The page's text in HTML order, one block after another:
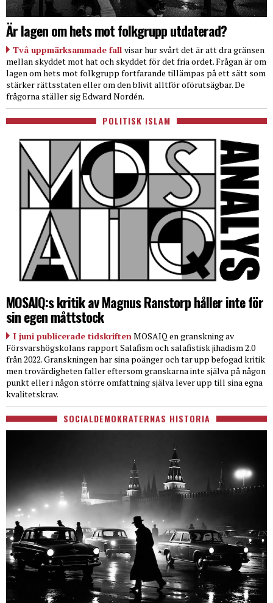
Är lagen om hets mot folkgrupp utdaterad?
Två uppmärksammade fall visar hur svårt det är att dra gränsen
mellan skyddet mot hat och skyddet för det fria ordet. Frågan är om
lagen om hets mot folkgrupp fortfarande tillämpas på ett sätt som
stärker rättsstaten eller om den blivit alltför oförutsägbar. De
frågorna ställer sig Edward Nordén.
POLITISK ISLAM
MOSAIQ:s kritik av Magnus Ranstorp håller inte för
sin egen måttstock
I juni publicerade tidskriftenMOSAIQ en granskning av
Försvarshögskolans rapport Salafism och salafistisk jihadism 2.0
från 2022. Granskningen har sina poänger och tar upp befogad kritik
men trovärdigheten faller eftersom granskarna inte själva på någon
punkt eller i någon större omfattning själva lever upp till sina egna
kvalitetskrav.
SOCIALDEMOKRATERNAS HISTORIA